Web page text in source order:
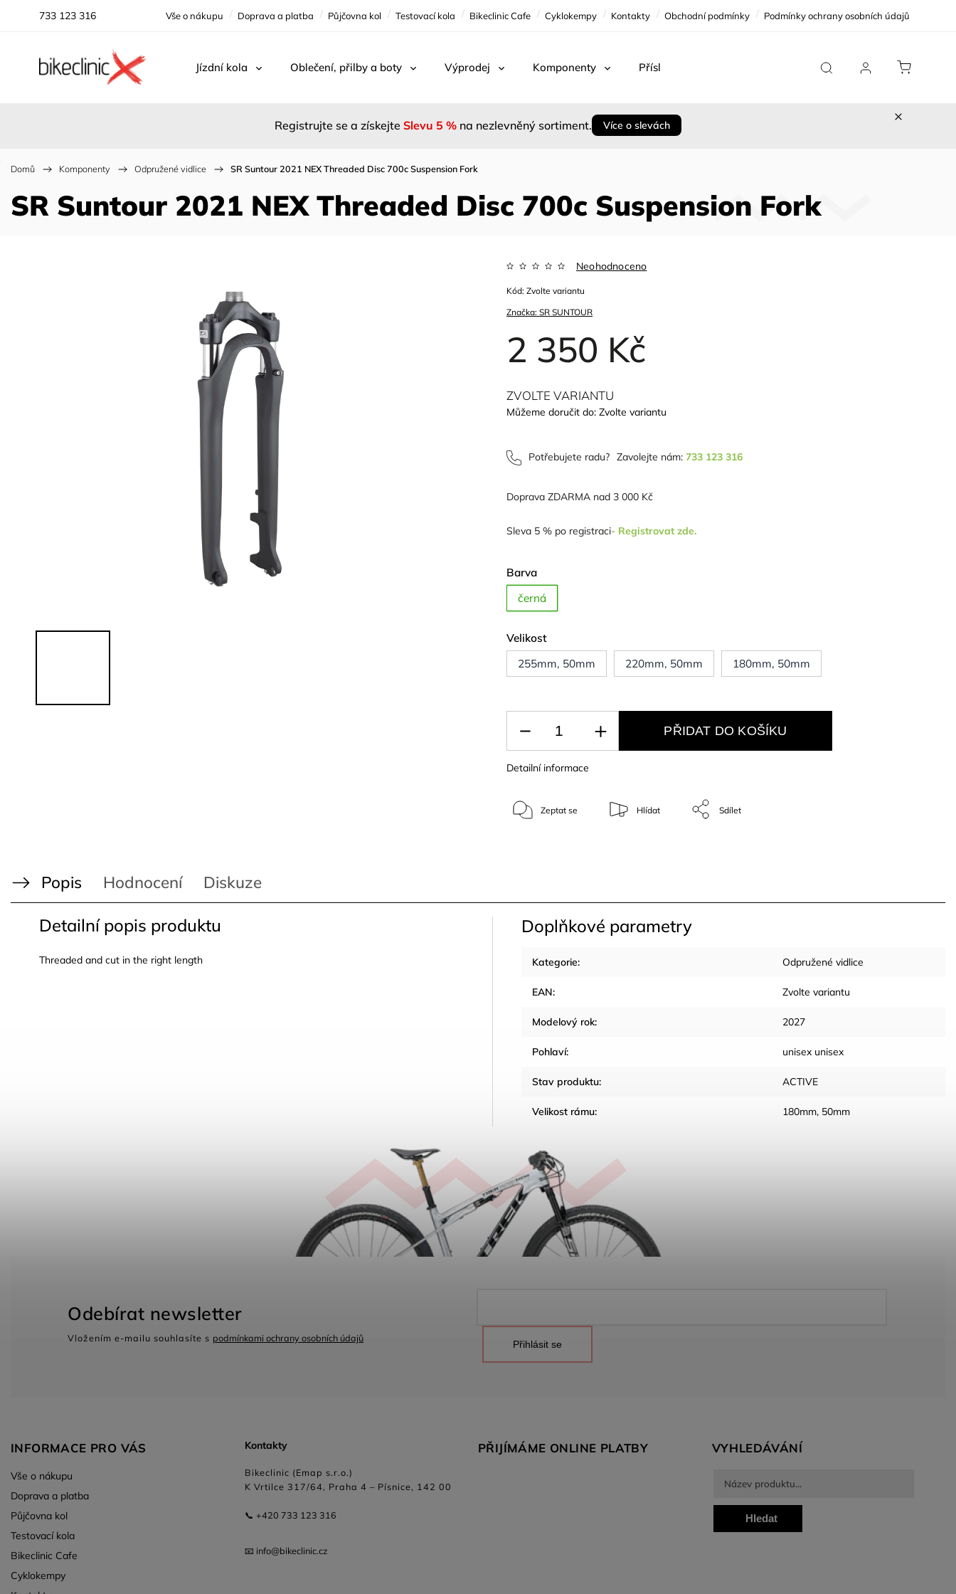
733 123 316 Vše o nákupu Doprava a platba Půjčovna kol Testovací kola Bikeclinic Cafe Cyklokempy Kontakty Obchodní podmínky Podmínky ochrany osobních údajů
Jízdní kola Oblečení, přilby a boty Výprodej Komponenty Příslušenství Cykloservis
Registrujte se a získejte Slevu 5 % na nezlevněný sortiment. Více o slevách
Domů / Komponenty / Odpružené vidlice / SR Suntour 2021 NEX Threaded Disc 700c Suspension Fork
SR Suntour 2021 NEX Threaded Disc 700c Suspension Fork
Značka:SR SUNTOUR
Neohodnoceno
2 350 Kč
Kód: Zvolte variantu
Potřebujete radu? Zavolejte nám:733 123 316
Doprava ZDARMA nad 3 000 Kč
Sleva 5 % po registraci- Registrovat zde.
Barva
černá
Velikost
255mm, 50mm
220mm, 50mm 180mm, 50mm
ZVOLTE VARIANTU
Můžeme doručit do: Zvolte variantu
PŘIDAT DO KOŠÍKU
Detailní informace
Zeptat se Hlídat Sdílet
Popis Hodnocení Diskuze
Detailní popis produktu
Threaded and cut in the right length
Doplňkové parametry
Kategorie: Odpružené vidlice
EAN: Zvolte variantu
Modelový rok: 2027
Pohlaví: unisex unisex
Stav produktu: ACTIVE
Velikost rámu: 180mm, 50mm
INFORMACE PRO VÁS
Vše o nákupu
Doprava a platba
Půjčovna kol
Testovací kola
Bikeclinic Cafe
Cyklokempy
Kontakty
Bikeclinic (Emap s.r.o.)
K Vrtilce 317/64, Praha 4 – Písnice, 142 00
📞 +420 733 123 316
📧 info@bikeclinic.cz
Odebírat newsletter
Vložením e-mailu souhlasíte s podmínkami ochrany osobních údajů
Přihlásit se
PŘIJÍMÁME ONLINE PLATBY VYHLEDÁVÁNÍ
Hledat